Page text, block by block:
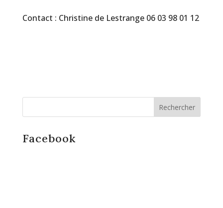
Contact : Christine de Lestrange 06 03 98 01 12
Facebook